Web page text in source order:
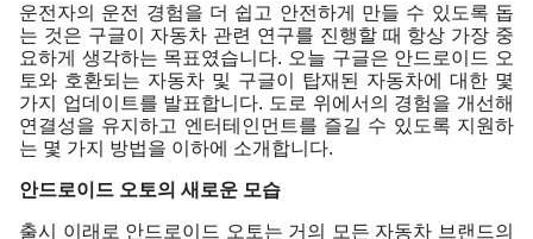
운전자의 운전 경험을 더 쉽고 안전하게 만들 수 있도록 돕
는 것은 구글이 자동차 관련 연구를 진행할 때 항상 가장 중
요하게 생각하는 목표였습니다. 오늘 구글은 안드로이드 오
토와 호환되는 자동차 및 구글이 탑재된 자동차에 대한 몇
가지 업데이트를 발표합니다. 도로 위에서의 경험을 개선해
연결성을 유지하고 엔터테인먼트를 즐길 수 있도록 지원하
는 몇 가지 방법을 이하에 소개합니다.
안드로이드 오토의 새로운 모습
출시 이래로 안드로이드 오토는 거의 모든 자동차 브랜드의